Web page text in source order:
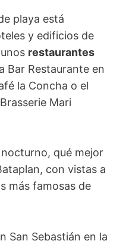
playa está
y edificios de
restaurantes
Bar Restaurante en
la Concha o el
Mari
qué mejor
con vistas a
más famosas de
San Sebastián en la